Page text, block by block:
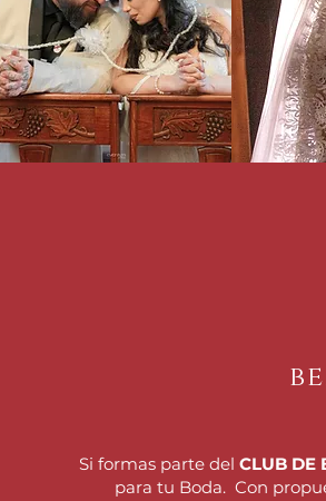
Si formas parte del CLUB DE
para tu Boda. Con